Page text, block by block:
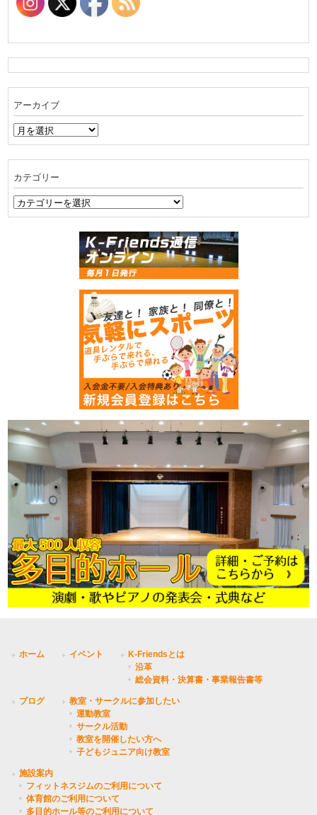
アーカイブ
ア
ー
ブ
カテゴリー
カ
テ
ホーム イベント
K-Friendsとは
沿革
総会資料・決算書・事業報告書等
ブログ
教室・サークルに参加したい
運動教室
サークル活動
教室を開催したい方へ
子どもジュニア向け教室
施設案内
フィットネスジムのご利用について
体育館のご利用について
多目的ホール等のご利用について